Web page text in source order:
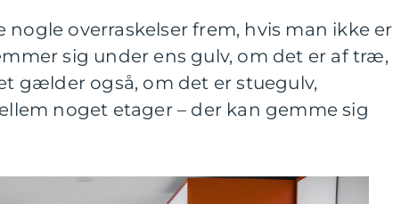
overraskelser frem, hvis man ikke er
sig under ens gulv, om det er af træ,
gælder også, om det er stuegulv,
noget etager – der kan gemme sig